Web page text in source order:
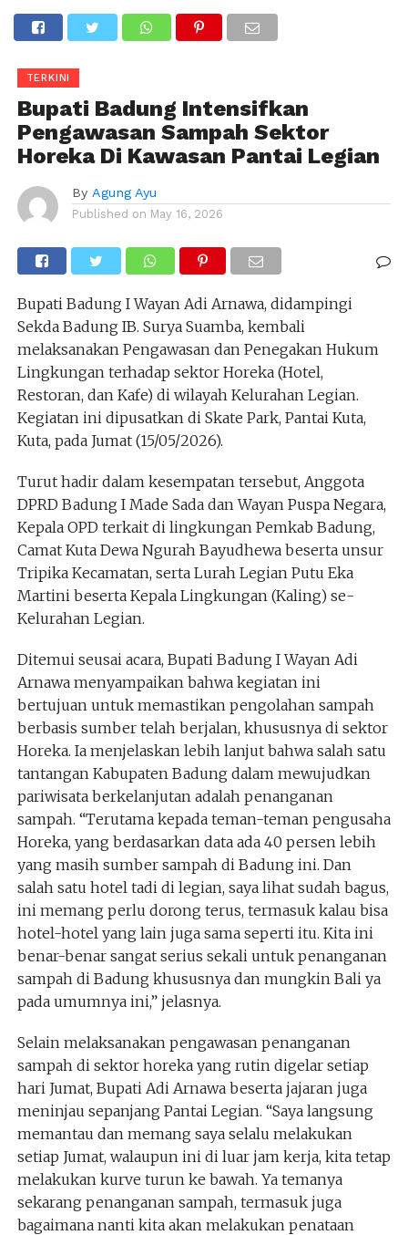
TERKINI
Bupati Badung Intensifkan
Pengawasan Sampah Sektor
Horeka Di Kawasan Pantai Legian
By Agung Ayu
Published on May 16, 2026
Bupati Badung I Wayan Adi Arnawa, didampingi
Sekda Badung IB. Surya Suamba, kembali
melaksanakan Pengawasan dan Penegakan Hukum
Lingkungan terhadap sektor Horeka (Hotel,
Restoran, dan Kafe) di wilayah Kelurahan Legian.
Kegiatan ini dipusatkan di Skate Park, Pantai Kuta,
Kuta, pada Jumat (15/05/2026).
Turut hadir dalam kesempatan tersebut, Anggota
DPRD Badung I Made Sada dan Wayan Puspa Negara,
Kepala OPD terkait di lingkungan Pemkab Badung,
Camat Kuta Dewa Ngurah Bayudhewa beserta unsur
Tripika Kecamatan, serta Lurah Legian Putu Eka
Martini beserta Kepala Lingkungan (Kaling) se-
Kelurahan Legian.
Ditemui seusai acara, Bupati Badung I Wayan Adi
Arnawa menyampaikan bahwa kegiatan ini
bertujuan untuk memastikan pengolahan sampah
berbasis sumber telah berjalan, khususnya di sektor
Horeka. Ia menjelaskan lebih lanjut bahwa salah satu
tantangan Kabupaten Badung dalam mewujudkan
pariwisata berkelanjutan adalah penanganan
sampah. “Terutama kepada teman-teman pengusaha
Horeka, yang berdasarkan data ada 40 persen lebih
yang masih sumber sampah di Badung ini. Dan
salah satu hotel tadi di legian, saya lihat sudah bagus,
ini memang perlu dorong terus, termasuk kalau bisa
hotel-hotel yang lain juga sama seperti itu. Kita ini
benar-benar sangat serius sekali untuk penanganan
sampah di Badung khususnya dan mungkin Bali ya
pada umumnya ini,” jelasnya.
Selain melaksanakan pengawasan penanganan
sampah di sektor horeka yang rutin digelar setiap
hari Jumat, Bupati Adi Arnawa beserta jajaran juga
meninjau sepanjang Pantai Legian. “Saya langsung
memantau dan memang saya selalu melakukan
setiap Jumat, walaupun ini di luar jam kerja, kita tetap
melakukan kurve turun ke bawah. Ya temanya
sekarang penanganan sampah, termasuk juga
bagaimana nanti kita akan melakukan penataan